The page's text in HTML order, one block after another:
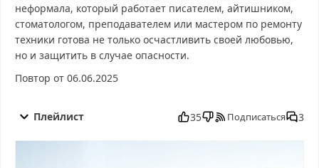
неформала, который работает писателем, айтишником,
стоматологом, преподавателем или мастером по ремонту
техники готова не только осчастливить своей любовью,
но и защитить в случае опасности.
Повтор от 06.06.2025
хорошем, Давай поженимся от 25.07.2025 смотреть онлайн,
Давай поженимся от 25.07.2025 последний выпуск, Давай
Плейлист 35 Подписаться 3